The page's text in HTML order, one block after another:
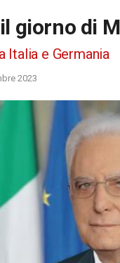
il giorno di
Italia e Germania
2023